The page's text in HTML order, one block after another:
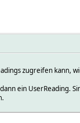
zugreifen kann,
ein UserReading.